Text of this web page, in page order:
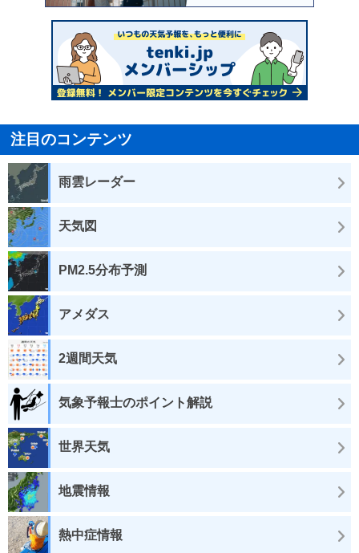
注目のコンテンツ
雨雲レーダー
天気図
PM2.5分布予測
アメダス
2週間天気
気象予報士のポイント解説
世界天気
地震情報
熱中症情報